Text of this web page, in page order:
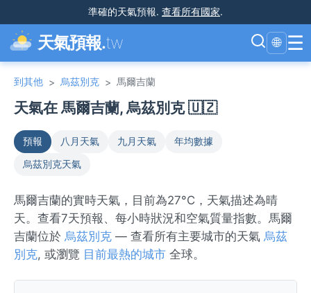
準確的天氣預報. 查看所有國家.
天氣預報.tw 🌐 ☰
到其他 > 烏茲別克 > 馬爾吉蘭
天氣在 馬爾吉蘭, 烏茲別克 🇺🇿
預報 八月天氣 九月天氣
年均數據
烏茲別克天氣
馬爾吉蘭的實時天氣，目前為27°C，天氣描述為晴
天。查看7天預報、每小時狀況和空氣質量指數。馬爾
吉蘭位於 烏茲別克 — 查看所有主要城市的天氣 烏茲
別克, 或瀏覽 目前最熱的城市 全球。